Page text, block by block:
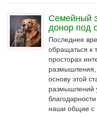
Семейный
донор под
Последнее
обращаться к
просторах
размышления,
основу этой
размышлений
наши общие с